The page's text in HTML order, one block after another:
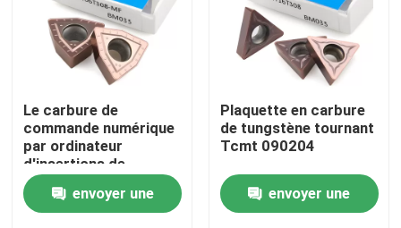
Visite de l'usine
Contrôle de qualité
Nous contacter
Le carbure de
commande numérique
par ordinateur
d'insertions de
carbure de Wcmt
050308 U perceuse
indexable coupant le
envoyer une
Plaquette en carbure
de tungstène tournant
Tcmt 090204
envoyer une